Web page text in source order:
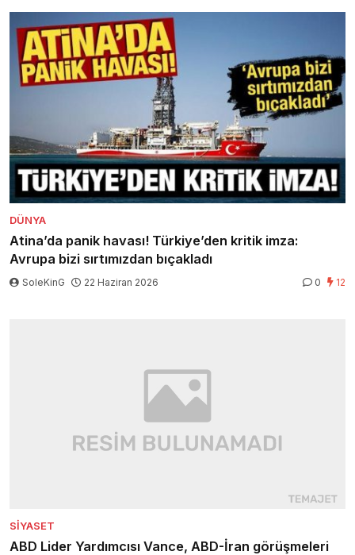
DÜNYA
Atina’da panik havası! Türkiye’den kritik imza:
Avrupa bizi sırtımızdan bıçakladı
SoleKinG 22 Haziran 2026 0 12
SIYASET
ABD Lider Yardımcısı Vance, ABD-İran görüşmeleri